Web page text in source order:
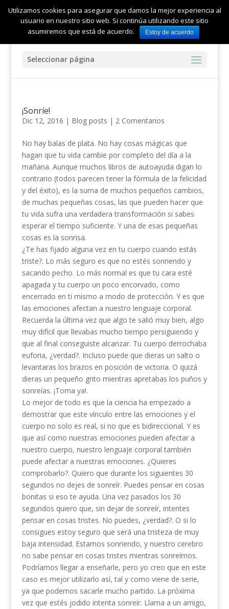
Seleccionar página
¡Sonríe!
Dic 12, 2016 | Blog posts | 2 Comentarios
No hay balas de plata. No hay cosas mágicas que
hagan que tu vida cambie por completo del día a la
mañana. Aunque muchos libros de autoayuda digan lo
contrario (todos parecen tener la fórmula de la felicidad
y del éxito), es la suma de muchos pequeños cambios,
de muchas pequeñas cosas, las que pueden hacer que
tu vida sufra una verdadera transformación si sabes
esperar el tiempo suficiente. Y una de esas pequeñas
cosas es la sonrisa.
¿Te has fijado alguna vez en tu cuerpo cuando estás
triste?. Lo más seguro es que no estés sonriendo y
sacando pecho. Lo más normal es que tu cara esté
apagada y tu cuerpo un poco encorvado, como
encerrado en ti mismo a modo de protección. Y es que
las emociones afectan a nuestro lenguaje corporal.
Recuerda la última vez que algo te salió muy bien, algo
muy difícil que llevabas mucho tiempo persiguiendo y
que al final conseguiste alcanzar. Tu cuerpo derrochaba
euforia, ¿verdad?. Incluso puede que dieras un salto o
levantaras los brazos en posición de victoria. O quizá
dieras un pequeño grito mientras apretabas los puños y
sonreías. ¡Toma ya!.
Lo mejor de todo es que la ciencia ha empezado a
demostrar que este vínculo entre las emociones y el
cuerpo no solo es real, si no que es bidireccional. Y es
que así como nuestras emociones pueden afectar a
nuestro cuerpo, nuestro lenguaje corporal también
puede afectar a nuestras emociones. ¿Quieres
comprobarlo?. Quiero que durante los siguientes 30
segundos no dejes de sonreír. Puedes pensar en cosas
bonitas si eso te ayuda. Una vez pasados los 30
segundos quiero que, sin dejar de sonreír, intentes
pensar en cosas tristes. No puedes, ¿verdad?. O si lo
consigues estoy seguro que será una tristeza de muy
baja intensidad. Estamos sonriendo, y nuestro cerebro
no sabe pensar en cosas tristes mientras sonreímos.
Podríamos llegar a enseñarle, pero yo creo que en este
caso es mejor utilizarlo así, tal y como viene de serie,
ya que podemos sacarle mucho partido. La próxima
vez que estés jodido intenta sonreír. Llama a un amigo,
Utilizamos cookies para asegurar que damos la mejor experiencia al
usuario en nuestro sitio web. Si continúa utilizando este sitio
asumiremos que está de acuerdo.
Estoy de acuerdo